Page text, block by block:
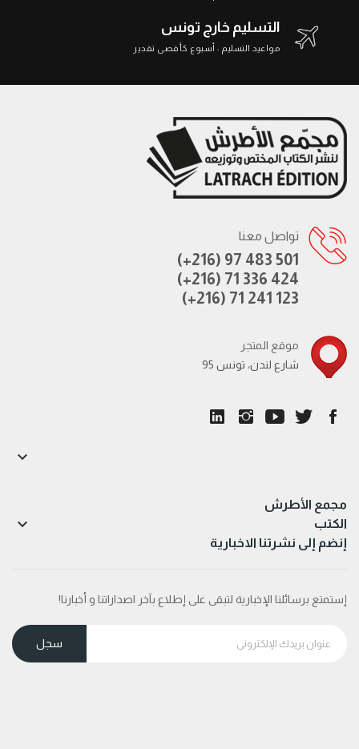
التسليم خارج تونس
مواعيد التسليم : أسبوع كأقصى تقدير
تواصل معنا
(+216) 97 483 501
(+216) 71 336 424
(+216) 71 241 123
موقع المتجر
95 شارع لندن، تونس
مجمع الأطرش

الكتب 
إنضم إلى نشرتنا الاخبارية
إستمتع برسائلنا الإخبارية لتبقى على إطلاع بآخر اصداراتنا و أخبارنا!